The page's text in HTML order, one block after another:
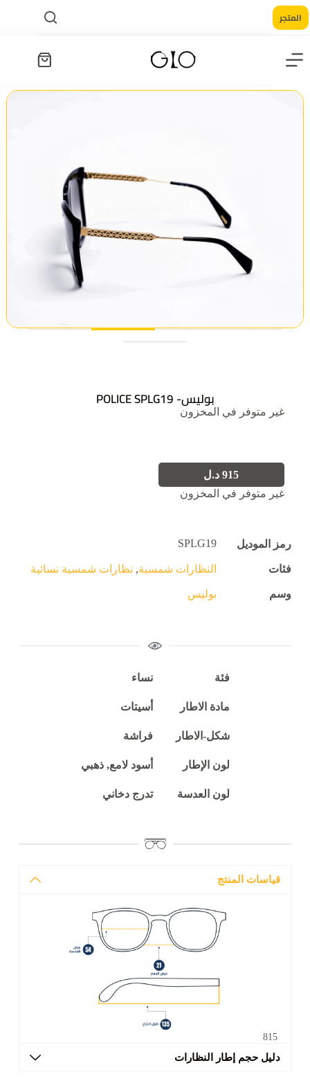
المتجر
بوليس- POLICE SPLG19
غير متوفر في المخزون
915 د.ل
غير متوفر في المخزون
رمز الموديل SPLG19
فئات النظارات شمسية, نظارات شمسية نسائية
وسم بوليس
فئة نساء
مادة الاطار أسيتات
شكل-الاطار فراشة
لون الإطار أسود لامع, ذهبي
لون العدسة تدرج دخاني
قياسات المنتج
815
دليل حجم إطار النظارات